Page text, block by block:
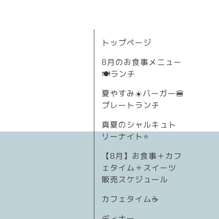
トップページ
8月のお食事メニュー
🍽ランチ
夏やすみ☀️バーガー🍔
プレートランチ
真夏のシャルキュト
リーナイト⭐
【8月】お食事＋カフ
ェタイム＋スイーツ
販売スケジュール
カフェタイム☕️